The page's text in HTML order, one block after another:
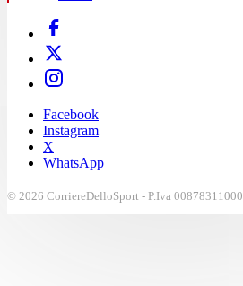
Facebook
Instagram
X
WhatsApp
© 2026 CorriereDelloSport - P.Iva 00878311000